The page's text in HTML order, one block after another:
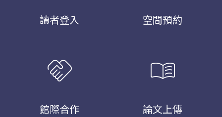
讀者登入 空間預約
handshake
館際合作
menu_book
論文上傳